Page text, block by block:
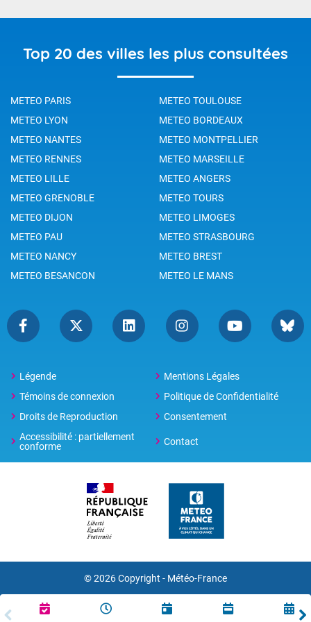
Top 20 des villes les plus consultées
METEO PARIS
METEO TOULOUSE
METEO LYON
METEO BORDEAUX
METEO NANTES
METEO MONTPELLIER
METEO RENNES
METEO MARSEILLE
METEO LILLE
METEO ANGERS
METEO GRENOBLE
METEO TOURS
METEO DIJON
METEO LIMOGES
METEO PAU
METEO STRASBOURG
METEO NANCY
METEO BREST
METEO BESANCON
METEO LE MANS
Légende
Mentions Légales
Témoins de connexion
Politique de Confidentialité
Droits de Reproduction
Consentement
Accessibilité : partiellement
conforme
Contact
© 2026 Copyright - Météo-France